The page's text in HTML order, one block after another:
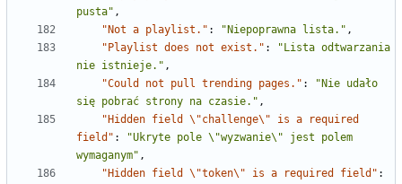
pusta" ,
"Not a playlist." : "Niepoprawna lista." ,
"Playlist does not exist." :
"Lista odtwarzania
nie istnieje." ,
"Could not pull trending pages." :
"Nie udało
się pobrać strony na czasie." ,
"Hidden field \"challenge\" is a required
field" :
"Ukryte pole \"wyzwanie\" jest polem
wymaganym" ,
"Hidden field \"token\" is a required field" :